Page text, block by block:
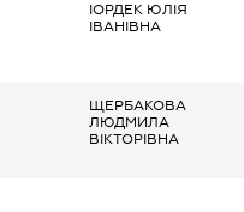
ІОРДЕК ЮЛІЯ
ІВАНІВНА
ЩЕРБАКОВА
ЛЮДМИЛА
ВІКТОРІВНА